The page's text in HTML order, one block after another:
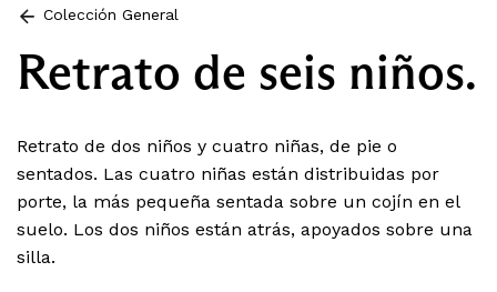
Colección General
Retrato de seis niños.
Retrato de dos niños y cuatro niñas, de pie o
sentados. Las cuatro niñas están distribuidas por
porte, la más pequeña sentada sobre un cojín en el
suelo. Los dos niños están atrás, apoyados sobre una
silla.